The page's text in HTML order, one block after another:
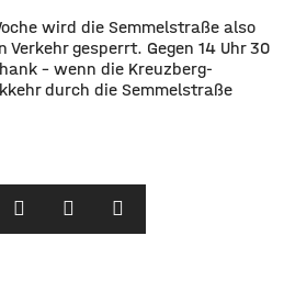
wird die Semmelstraße also
Verkehr gesperrt. Gegen 14 Uhr 30
– wenn die Kreuzberg-
durch die Semmelstraße